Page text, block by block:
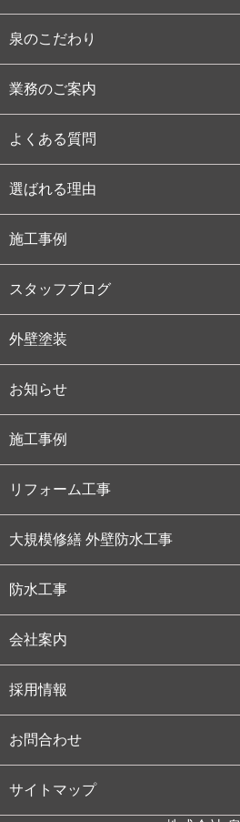
泉のこだわり
業務のご案内
よくある質問
選ばれる理由
施工事例
スタッフブログ
外壁塗装
お知らせ
施工事例
リフォーム工事
大規模修繕 外壁防水工事
防水工事
会社案内
採用情報
お問合わせ
サイトマップ